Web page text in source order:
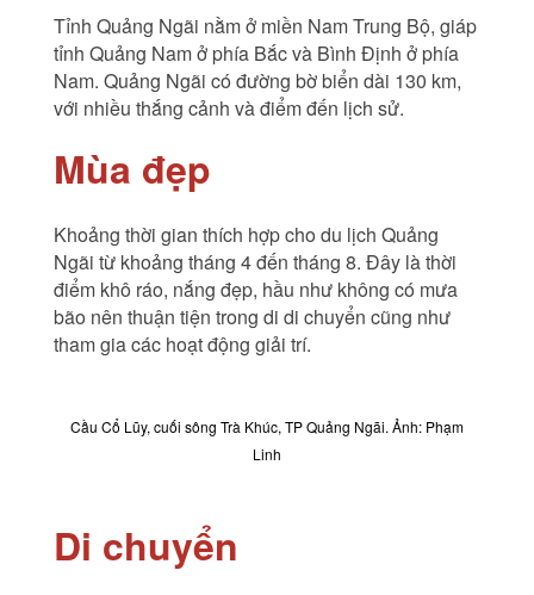
Tỉnh Quảng Ngãi nằm ở miền Nam Trung Bộ, giáp
tỉnh Quảng Nam ở phía Bắc và Bình Định ở phía
Nam. Quảng Ngãi có đường bờ biển dài 130 km,
với nhiều thắng cảnh và điểm đến lịch sử.
Mùa đẹp
Khoảng thời gian thích hợp cho du lịch Quảng
Ngãi từ khoảng tháng 4 đến tháng 8. Đây là thời
điểm khô ráo, nắng đẹp, hầu như không có mưa
bão nên thuận tiện trong di di chuyển cũng như
tham gia các hoạt động giải trí.
Cầu Cổ Lũy, cuối sông Trà Khúc, TP Quảng Ngãi. Ảnh: Phạm
Linh
Di chuyển